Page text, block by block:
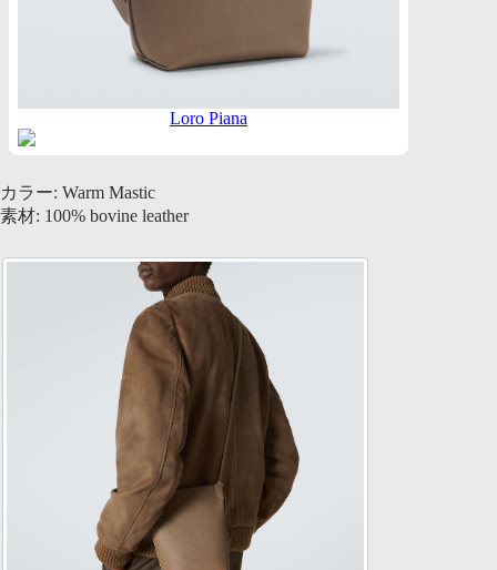
Loro Piana
カラー: Warm Mastic
素材: 100% bovine leather